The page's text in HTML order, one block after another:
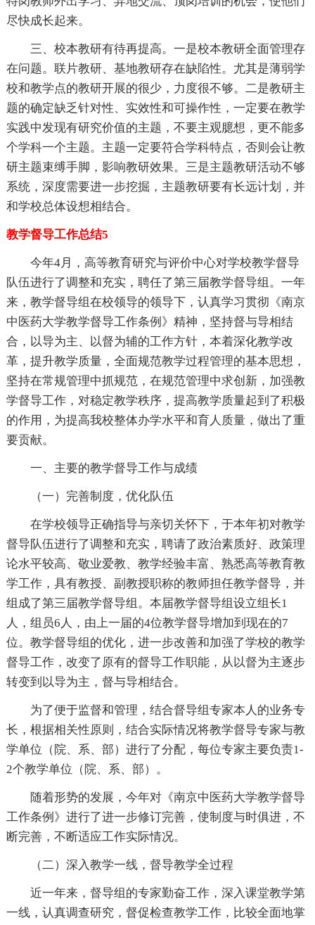
尽快成长起来。
三、校本教研有待再提高。一是校本教研全面管理存
在问题。联片教研、基地教研存在缺陷性。尤其是薄弱学
校和教学点的教研开展的很少，力度很不够。二是教研主
题的确定缺乏针对性、实效性和可操作性，一定要在教学
实践中发现有研究价值的主题，不要主观臆想，更不能多
个学科一个主题。主题一定要符合学科特点，否则会让教
研主题束缚手脚，影响教研效果。三是主题教研活动不够
系统，深度需要进一步挖掘，主题教研要有长远计划，并
和学校总体设想相结合。
教学督导工作总结5
今年4月，高等教育研究与评价中心对学校教学督导
队伍进行了调整和充实，聘任了第三届教学督导组。一年
来，教学督导组在校领导的领导下，认真学习贯彻《南京
中医药大学教学督导工作条例》精神，坚持督与导相结
合，以导为主、以督为辅的工作方针，本着深化教学改
革，提升教学质量，全面规范教学过程管理的基本思想，
坚持在常规管理中抓规范，在规范管理中求创新，加强教
学督导工作，对稳定教学秩序，提高教学质量起到了积极
的作用，为提高我校整体办学水平和育人质量，做出了重
要贡献。
一、主要的教学督导工作与成绩
（一）完善制度，优化队伍
在学校领导正确指导与亲切关怀下，于本年初对教学
督导队伍进行了调整和充实，聘请了政治素质好、政策理
论水平较高、敬业爱教、教学经验丰富、熟悉高等教育教
学工作，具有教授、副教授职称的教师担任教学督导，并
组成了第三届教学督导组。本届教学督导组设立组长1
人，组员6人，由上一届的4位教学督导增加到现在的7
位。教学督导组的优化，进一步改善和加强了学校的教学
督导工作，改变了原有的督导工作职能，从以督为主逐步
转变到以导为主，督与导相结合。
为了便于监督和管理，结合督导组专家本人的业务专
长，根据相关性原则，结合实际情况将教学督导专家与教
学单位（院、系、部）进行了分配，每位专家主要负责1-
2个教学单位（院、系、部）。
随着形势的发展，今年对《南京中医药大学教学督导
工作条例》进行了进一步修订完善，使制度与时俱进，不
断完善，不断适应工作实际情况。
（二）深入教学一线，督导教学全过程
近一年来，督导组的专家勤奋工作，深入课堂教学第
一线，认真调查研究，督促检查教学工作，比较全面地掌